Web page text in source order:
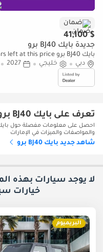
ضمان
$ 41,100
جديدة بايك BJ40 برو
بايك BJ40 برو Only a few cars left at this price
دبي
خليجي 2027
تعرف على بايك BJ40 برو!
والمواصفات والميزات في الإمارات
شاهد جديد بايك BJ40 برو
لا يوجد سيارات بهذه
خيارات
البريميوم